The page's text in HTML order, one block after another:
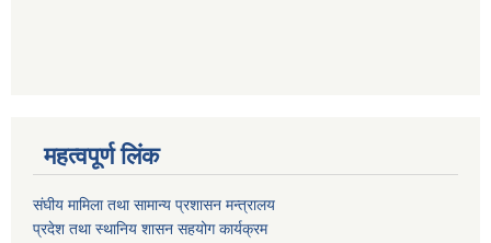
महत्वपूर्ण लिंक
संघीय मामिला तथा सामान्य प्रशासन मन्त्रालय
प्रदेश तथा स्थानिय शासन सहयोग कार्यक्रम